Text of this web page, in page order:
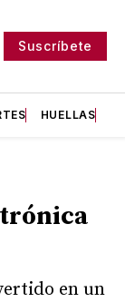
Suscríbete
HUELLAS
en un